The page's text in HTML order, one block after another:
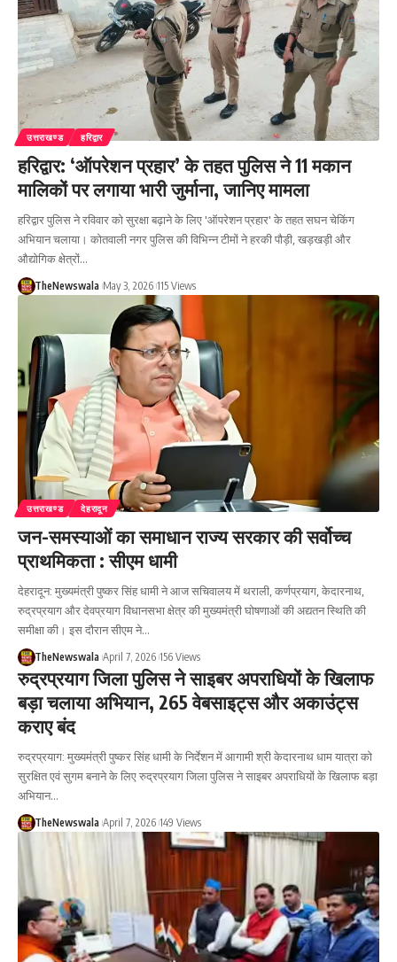
उत्तराखण्ड हरिद्वार
हरिद्वार: ‘ऑपरेशन प्रहार’ के तहत पुलिस ने 11 मकान
मालिकों पर लगाया भारी जुर्माना, जानिए मामला
हरिद्वार पुलिस ने रविवार को सुरक्षा बढ़ाने के लिए 'ऑपरेशन प्रहार' के तहत सघन चेकिंग
अभियान चलाया। कोतवाली नगर पुलिस की विभिन्न टीमों ने हरकी पौड़ी, खड़खड़ी और
औद्योगिक क्षेत्रों…
TheNewswala May 3, 2026 115 Views
उत्तराखण्ड देहरादून
जन-समस्याओं का समाधान राज्य सरकार की सर्वोच्च
प्राथमिकता : सीएम धामी
देहरादून: मुख्यमंत्री पुष्कर सिंह धामी ने आज सचिवालय में थराली, कर्णप्रयाग, केदारनाथ,
रुद्रप्रयाग और देवप्रयाग विधानसभा क्षेत्र की मुख्यमंत्री घोषणाओं की अद्यतन स्थिति की
समीक्षा की। इस दौरान सीएम ने…
TheNewswala April 7, 2026 156 Views
रुद्रप्रयाग जिला पुलिस ने साइबर अपराधियों के खिलाफ
बड़ा चलाया अभियान, 265 वेबसाइट्स और अकाउंट्स
कराए बंद
रुद्रप्रयाग: मुख्यमंत्री पुष्कर सिंह धामी के निर्देशन में आगामी श्री केदारनाथ धाम यात्रा को
सुरक्षित एवं सुगम बनाने के लिए रुद्रप्रयाग जिला पुलिस ने साइबर अपराधियों के खिलाफ बड़ा
अभियान…
TheNewswala April 7, 2026 149 Views